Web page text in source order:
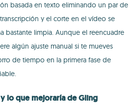
basada en texto eliminando un par de
y el corte en el vídeo se
bastante limpia. Aunque el reencuadre
algún ajuste manual si te mueves
de tiempo en la primera fase de
lo que mejoraría de Gling